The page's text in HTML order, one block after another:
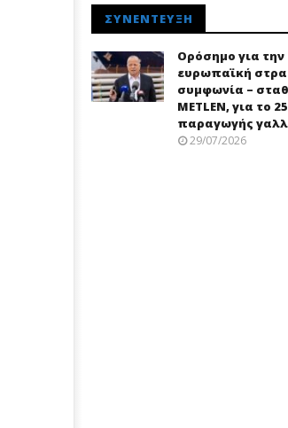
ΣΥΝΈΝΤΕΥΞΗ
Ορόσημο για την
ευρωπαϊκή
συμφωνία –
METLEN, για το
παραγωγής
29/07/2026